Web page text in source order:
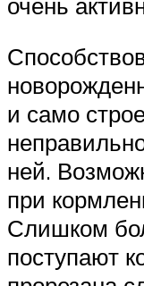
и само
ней.
при
Слишком
поступают